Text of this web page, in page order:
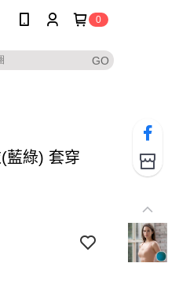
0
藍綠) 套穿